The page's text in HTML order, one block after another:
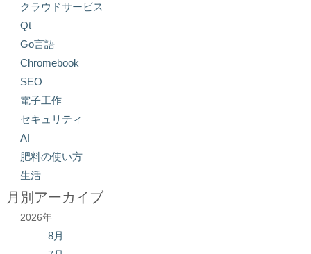
クラウドサービス
Qt
Go言語
Chromebook
SEO
電子工作
セキュリティ
AI
肥料の使い方
生活
月別アーカイブ
2026年
8月